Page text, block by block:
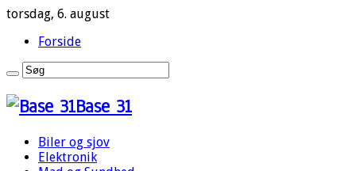
torsdag, 6. august
Forside
Base 31
Biler og sjov
Elektronik